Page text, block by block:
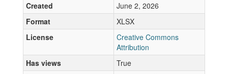
Created
June 2, 2026
Format
XLSX
License
Creative Commons
Attribution
Has views
True